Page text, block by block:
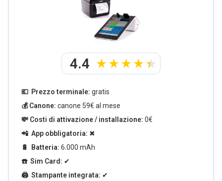
4.4
💶 Prezzo terminale:gratis
💰 Canone:canone 59€ al mese
💸 Costi di attivazione / installazione:0€
📲 App obbligatoria: ✖
🔋 Batteria: 6.000 mAh
☎️ Sim Card: ✔
🖨️ Stampante integrata: ✔